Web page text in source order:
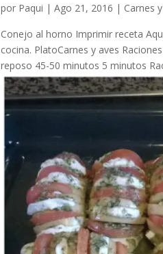
por Paqui |Ago 21, 2016 | Carnes
Conejo al horno Imprimir receta
cocina. PlatoCarnes y aves
reposo 45-50 minutos 5 minutos